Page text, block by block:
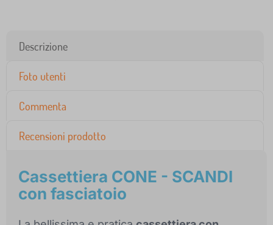
Descrizione
Foto utenti
Commenta
Recensioni prodotto
Cassettiera CONE - SCANDI
con fasciatoio